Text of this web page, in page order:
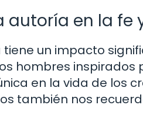
autoría en la fe
un impacto
hombres
en la vida de los
también nos